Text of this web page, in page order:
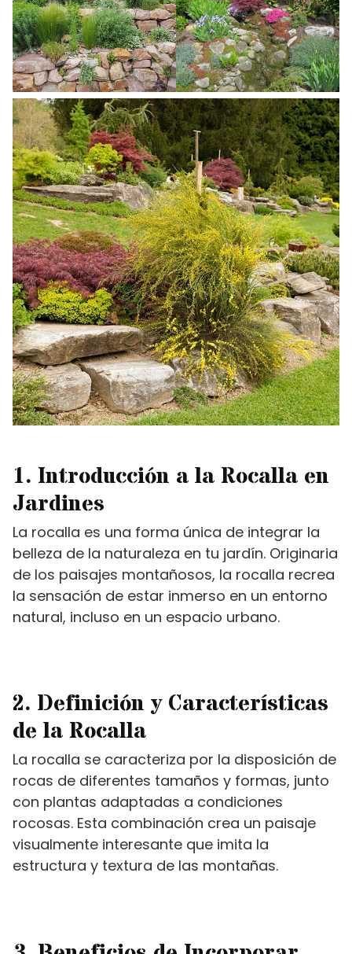
1. Introducción a la Rocalla en
Jardines
La rocalla es una forma única de integrar la
belleza de la naturaleza en tu jardín. Originaria
de los paisajes montañosos, la rocalla recrea
la sensación de estar inmerso en un entorno
natural, incluso en un espacio urbano.
2. Definición y Características
de la Rocalla
La rocalla se caracteriza por la disposición de
rocas de diferentes tamaños y formas, junto
con plantas adaptadas a condiciones
rocosas. Esta combinación crea un paisaje
visualmente interesante que imita la
estructura y textura de las montañas.